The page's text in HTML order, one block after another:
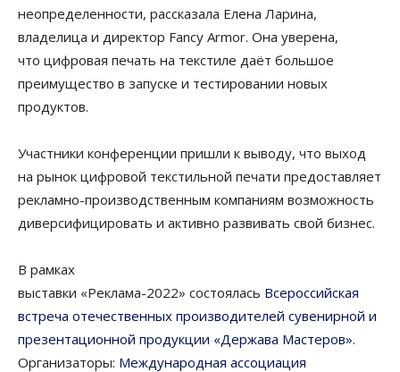
неопределенности, рассказала Елена Ларина,
владелица и директор Fancy Armor. Она уверена,
что цифровая печать на текстиле даёт большое
преимущество в запуске и тестировании новых
продуктов.
Участники конференции пришли к выводу, что выход
на рынок цифровой текстильной печати предоставляет
рекламно-производственным компаниям возможность
диверсифицировать и активно развивать свой бизнес.
В рамках
выставки «Реклама-2022» состоялась Всероссийская
встреча отечественных производителей сувенирной и
презентационной продукции «Держава Мастеров».
Организаторы: Международная ассоциация